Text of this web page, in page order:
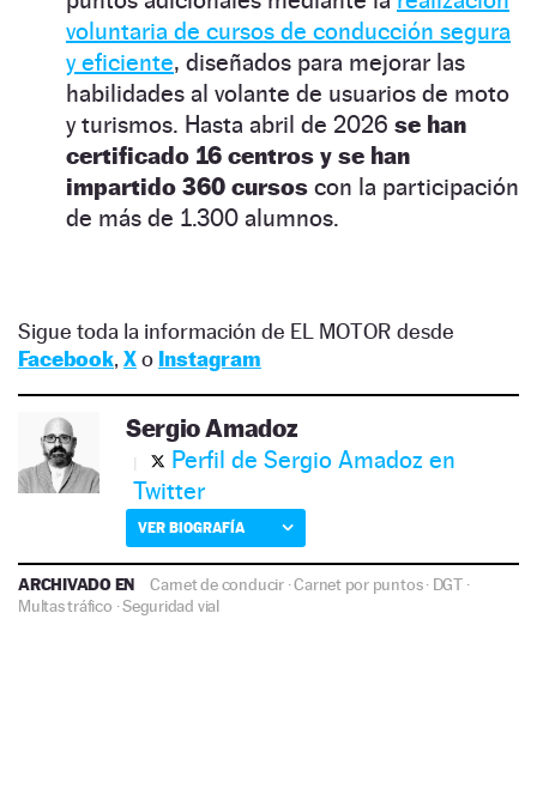
voluntaria de cursos de conducción segura
y eficiente, diseñados para mejorar las
habilidades al volante de usuarios de moto
y turismos. Hasta abril de 2026 se han
certificado 16 centros y se han
impartido 360 cursos con la participación
de más de 1.300 alumnos.
Sigue toda la información de EL MOTOR desde
Facebook, Xo Instagram
Sergio Amadoz
Perfil de Sergio Amadoz en
Twitter
VER BIOGRAFÍA
ARCHIVADO EN Carnet de conducir·Carnet por puntos· DGT·
Multas tráfico ·Seguridad vial